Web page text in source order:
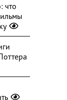
что